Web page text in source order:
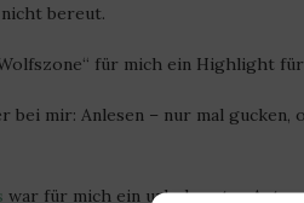
bereut.
für mich ein Highlight für
bei mir: Anlesen – nur mal
war für mich ein unbekannter